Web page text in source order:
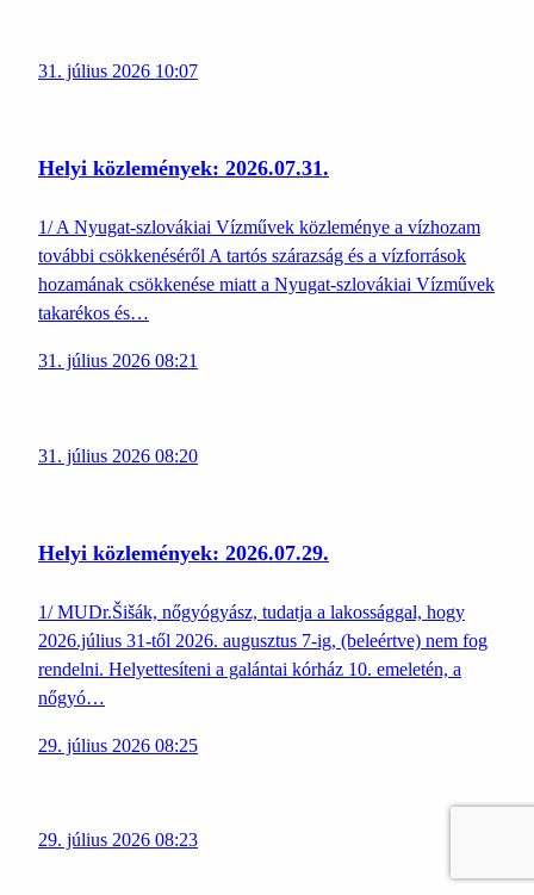
31. július 2026 10:07
Helyi közlemények: 2026.07.31.
1/ A Nyugat-szlovákiai Vízművek közleménye a vízhozam
további csökkenéséről A tartós szárazság és a vízforrások
hozamának csökkenése miatt a Nyugat-szlovákiai Vízművek
takarékos és…
31. július 2026 08:21
31. július 2026 08:20
Helyi közlemények: 2026.07.29.
1/ MUDr.Šišák, nőgyógyász, tudatja a lakossággal, hogy
2026.július 31-től 2026. augusztus 7-ig, (beleértve) nem fog
rendelni. Helyettesíteni a galántai kórház 10. emeletén, a
nőgyó…
29. július 2026 08:25
29. július 2026 08:23